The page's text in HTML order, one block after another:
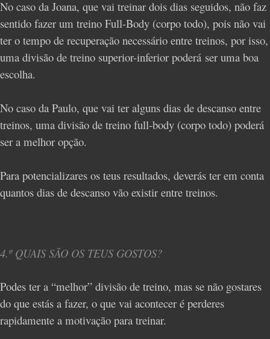
No caso da Joana, que vai treinar dois dias seguidos, não faz
sentido fazer um treino Full-Body (corpo todo), pois não vai
ter o tempo de recuperação necessário entre treinos, por isso,
uma divisão de treino superior-inferior poderá ser uma boa
escolha.
No caso da Paulo, que vai ter alguns dias de descanso entre
treinos, uma divisão de treino full-body (corpo todo) poderá
ser a melhor opção.
Para potencializares os teus resultados, deverás ter em conta
quantos dias de descanso vão existir entre treinos.
4.º QUAIS SÃO OS TEUS GOSTOS?
Podes ter a “melhor” divisão de treino, mas se não gostares
do que estás a fazer, o que vai acontecer é perderes
rapidamente a motivação para treinar.